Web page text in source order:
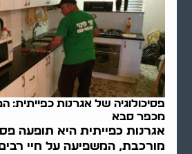
פסיכולוגיה של אגרנות
מכפר סבא
אגרנות כפייתית היא תופעה
מורכבת, המשפיעה על חיי